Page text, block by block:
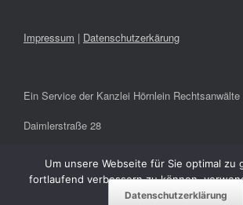
Impressum | Datenschutzerkärung
Ein Service der Kanzlei Hörnlein Rechtsanwälte
Daimlerstraße 28
info@hoernlein-rae.de
Um unsere Webseite für Sie optimal zu
fortlaufend verbessern zu können,
Datenschutzerklärung